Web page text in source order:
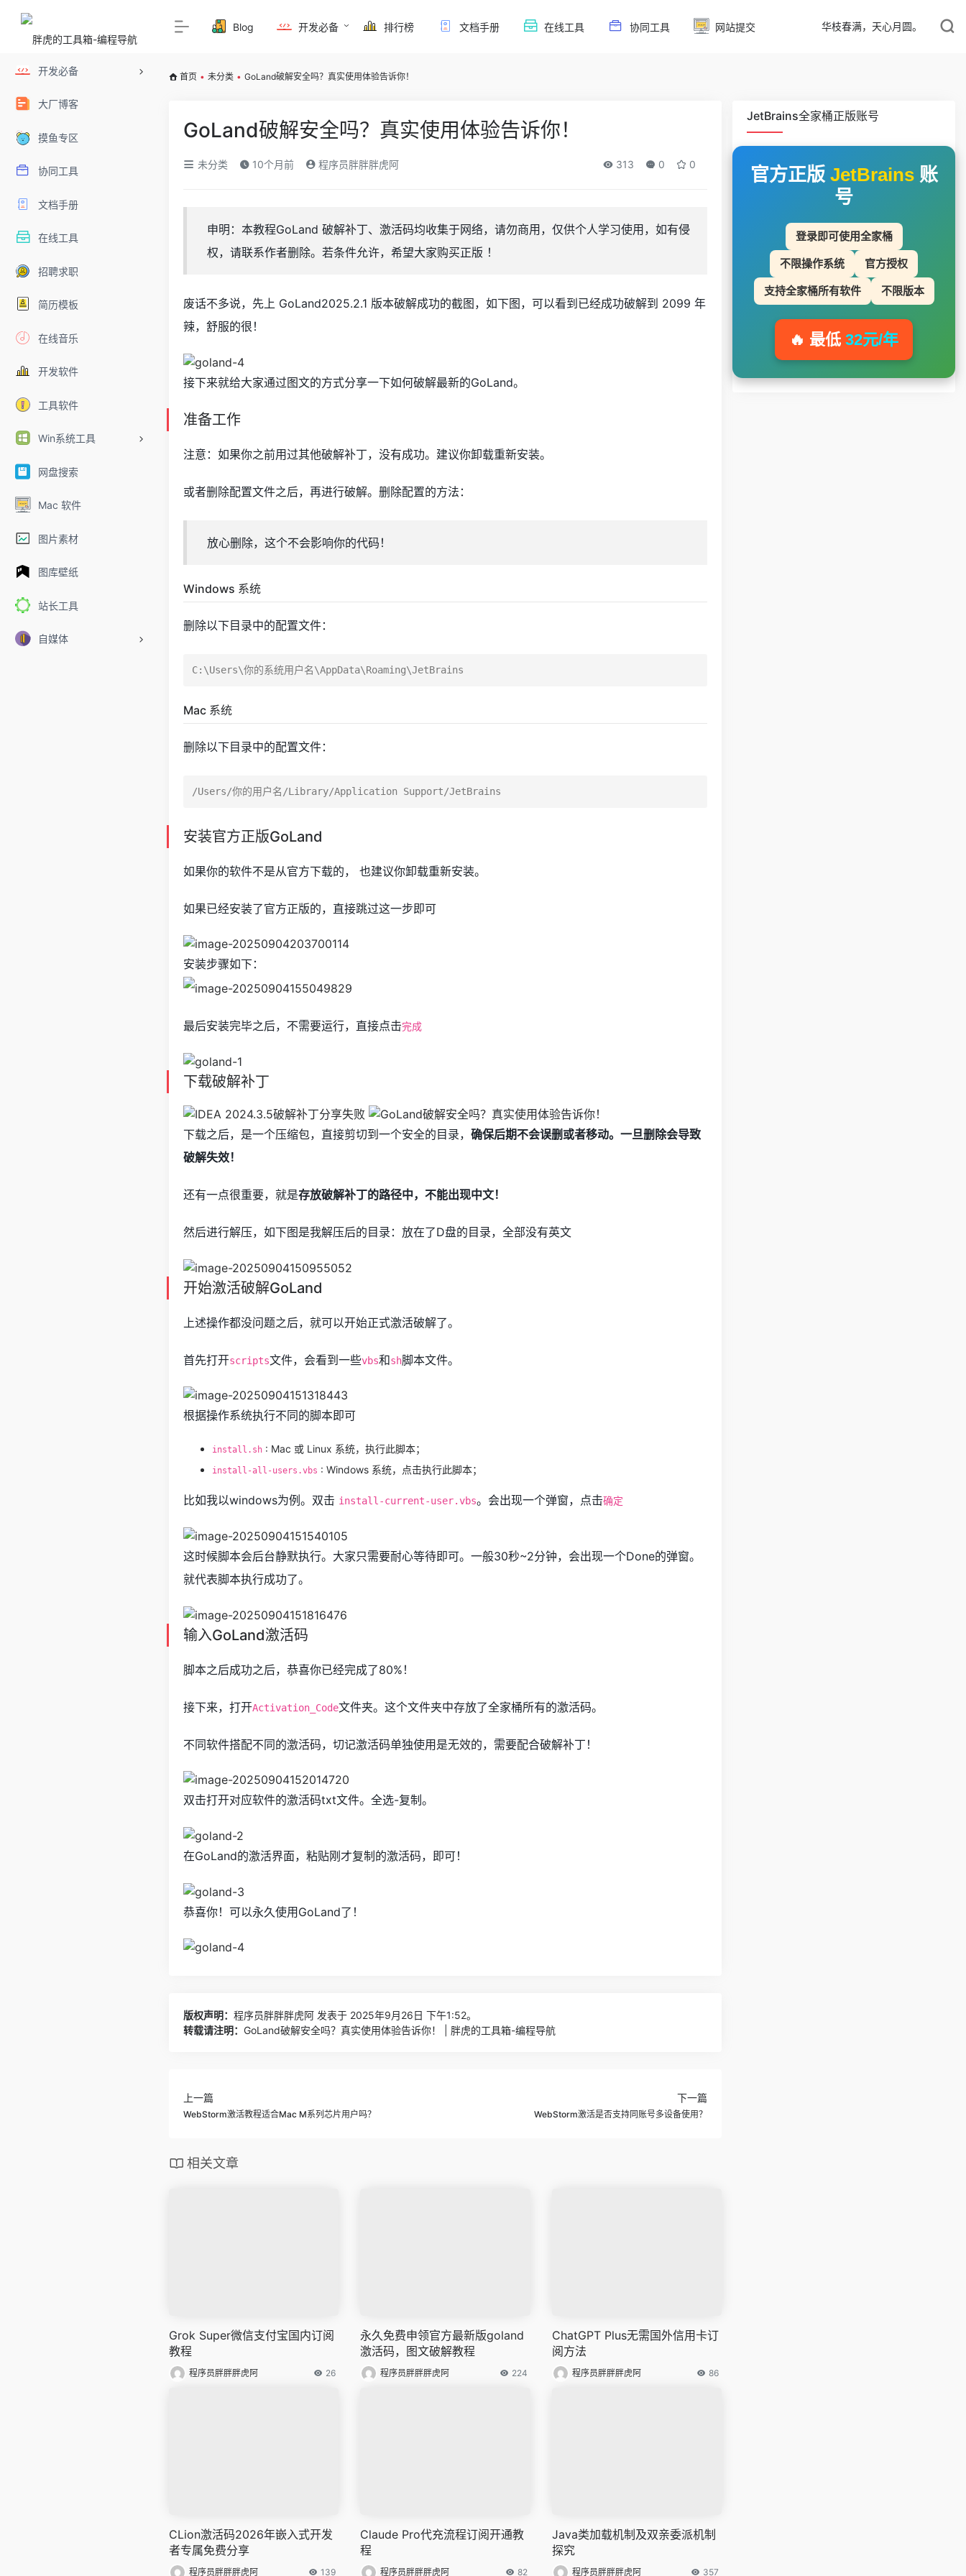
开发必备
大厂博客
摸鱼专区
协同工具
文档手册
在线工具
招聘求职
简历模板
在线音乐
开发软件
工具软件
Win系统工具
网盘搜索
Mac 软件
图片素材
图库壁纸
站长工具
自媒体
Blog 开发必备 排行榜 文档手册 在线工具 协同工具 网站提交 华枝春满，天心月圆。
首页 • 未分类 • GoLand破解安全吗？真实使用体验告诉你！
GoLand破解安全吗？真实使用体验告诉你！
未分类 10个月前 程序员胖胖胖虎阿 313 0 0
申明：本教程GoLand 破解补丁、激活码均收集于网络，请勿商用，仅供个人学习使用，如有侵
权，请联系作者删除。若条件允许，希望大家购买正版 ！
废话不多说，先上 GoLand2025.2.1 版本破解成功的截图，如下图，可以看到已经成功破解到 2099 年
辣，舒服的很！
接下来就给大家通过图文的方式分享一下如何破解最新的GoLand。
准备工作
注意：如果你之前用过其他破解补丁，没有成功。建议你卸载重新安装。
或者删除配置文件之后，再进行破解。删除配置的方法：
放心删除，这个不会影响你的代码！
Windows 系统
删除以下目录中的配置文件：
Mac 系统
删除以下目录中的配置文件：
安装官方正版GoLand
如果你的软件不是从官方下载的， 也建议你卸载重新安装。
如果已经安装了官方正版的，直接跳过这一步即可
安装步骤如下：
最后安装完毕之后，不需要运行，直接点击完成
下载破解补丁
下载之后，是一个压缩包，直接剪切到一个安全的目录， 确保后期不会误删或者移动。一旦删除会导致
破解失效！
还有一点很重要，就是存放破解补丁的路径中，不能出现中文！
然后进行解压，如下图是我解压后的目录：放在了D盘的目录，全部没有英文
开始激活破解GoLand
上述操作都没问题之后，就可以开始正式激活破解了。
首先打开scripts文件，会看到一些vbs和sh脚本文件。
根据操作系统执行不同的脚本即可
install.sh : Mac 或 Linux 系统，执行此脚本；
install-all-users.vbs : Windows 系统，点击执行此脚本；
比如我以windows为例。双击 install-current-user.vbs。会出现一个弹窗，点击确定
这时候脚本会后台静默执行。大家只需要耐心等待即可。一般30秒~2分钟，会出现一个Done的弹窗。
就代表脚本执行成功了。
输入GoLand激活码
脚本之后成功之后，恭喜你已经完成了80%！
接下来，打开Activation_Code文件夹。这个文件夹中存放了全家桶所有的激活码。
不同软件搭配不同的激活码，切记激活码单独使用是无效的，需要配合破解补丁！
双击打开对应软件的激活码txt文件。全选-复制。
在GoLand的激活界面，粘贴刚才复制的激活码，即可！
恭喜你！可以永久使用GoLand了！
版权声明： 程序员胖胖胖虎阿 发表于 2025年9月26日 下午1:52。
转载请注明： GoLand破解安全吗？真实使用体验告诉你！ | 胖虎的工具箱-编程导航
上一篇
WebStorm激活教程适合Mac M系列芯片用户吗？
下一篇
WebStorm激活是否支持同账号多设备使用？
相关文章
Grok Super微信支付宝国内订阅
教程
程序员胖胖胖虎阿 26
永久免费申领官方最新版goland
激活码，图文破解教程
程序员胖胖胖虎阿 224
ChatGPT Plus无需国外信用卡订
阅方法
程序员胖胖胖虎阿 86
CLion激活码2026年嵌入式开发
者专属免费分享
程序员胖胖胖虎阿 139
Claude Pro代充流程订阅开通教
程
程序员胖胖胖虎阿 82
Java类加载机制及双亲委派机制
探究
程序员胖胖胖虎阿 357
JetBrains全家桶正版账号
官方正版 JetBrains账
号
登录即可使用全家桶
不限操作系统 官方授权
支持全家桶所有软件 不限版本
🔥 最低 32元/年